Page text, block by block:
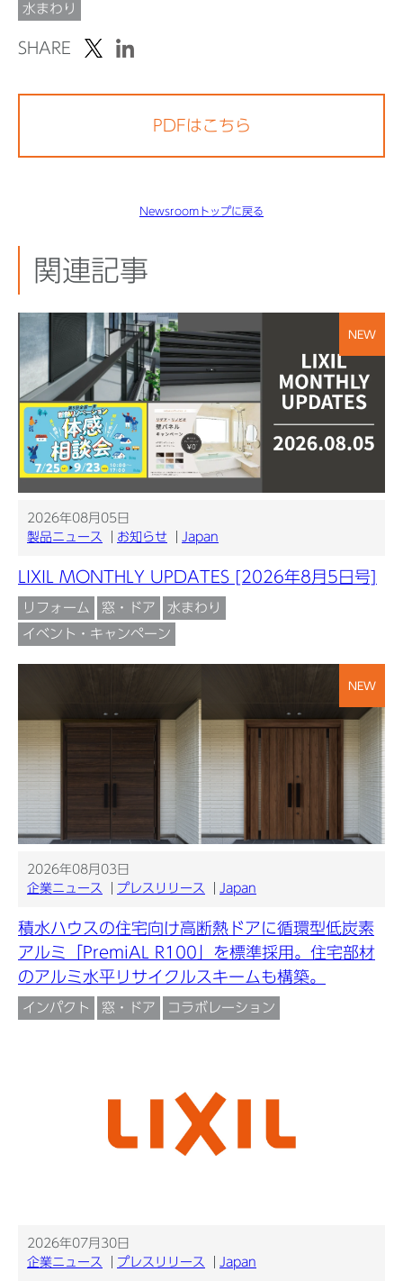
水まわり
SHARE
PDFはこちら
Newsroomトップに戻る
関連記事
NEW
2026年08月05日
製品ニュース
お知らせ Japan
LIXIL MONTHLY UPDATES [2026年8月5日号]
リフォーム 窓・ドア
水まわり
イベント・キャンペーン
NEW
2026年08月03日
企業ニュース
プレスリリース Japan
積水ハウスの住宅向け高断熱ドアに循環型低炭素
アルミ「PremiAL R100」を標準採用。住宅部材
のアルミ水平リサイクルスキームも構築。
インパクト 窓・ドア コラボレーション
2026年07月30日
企業ニュース
プレスリリース Japan